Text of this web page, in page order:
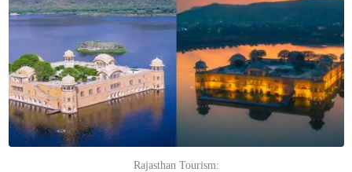
Rajasthan Tourism: